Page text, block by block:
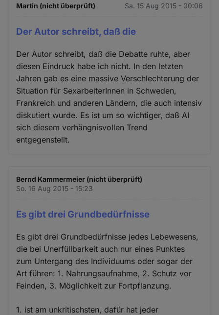
Martin (nicht überprüft) Sa. 15 Aug 2015 - 00:06
Der Autor schreibt, daß die
Der Autor schreibt, daß die Debatte ruhte, aber
diesen Eindruck habe ich nicht. In den letzten
Jahren gab es eine massive Verschlechterung der
Situation für SexarbeiterInnen in Schweden,
Frankreich und anderen Ländern, die auch intensiv
diskutiert wurde. Es ist um so wichtiger, daß AI
sich diesem verhängnisvollen Trend
entgegenstellt.
Bernd Kammermeier (nicht überprüft)
So. 16 Aug 2015 - 15:23
Es gibt drei Grundbedürfnisse
Es gibt drei Grundbedürfnisse jedes Lebewesens,
die bei Unerfüllbarkeit auch nur eines Punktes
zum Untergang des Individuums oder sogar der
Art führen: 1. Nahrungsaufnahme, 2. Schutz vor
Feinden, 3. Möglichkeit zur Fortpflanzung.
1. ist am unkritischsten, dafür hat jeder